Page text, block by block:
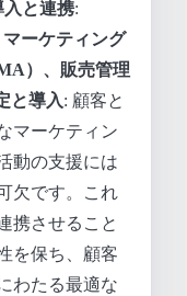
入と連携:
ーケティング
）、販売管理
と導入: 顧客と
マーケティン
動の支援には
欠です。これ
携させること
を保ち、顧客
わたる最適な